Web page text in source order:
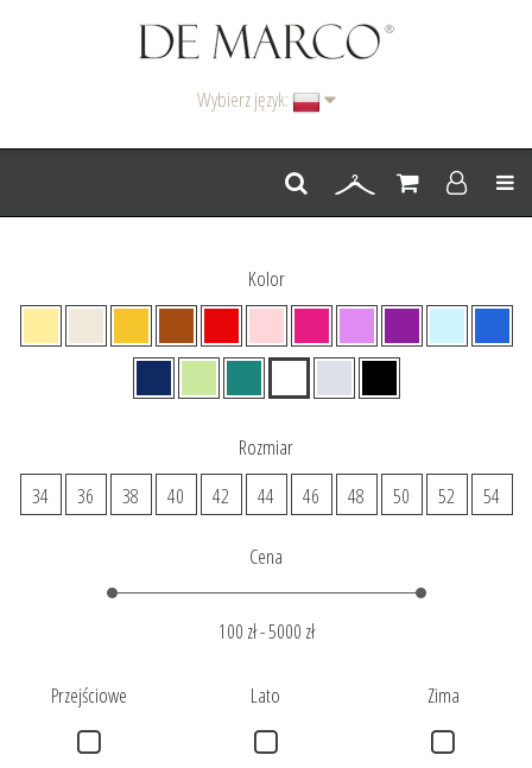
Wybierz język:
Menu
Kolor
Rozmiar
34
36 38 40 42 44 46 48 50 52 54
Cena
100 zł-5000 zł
Przejściowe Lato Zima